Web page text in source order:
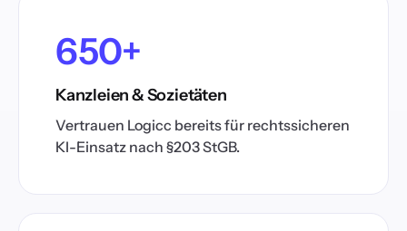
650+
Kanzleien & Sozietäten
Vertrauen Logicc bereits für rechtssicheren
KI-Einsatz nach §203 StGB.